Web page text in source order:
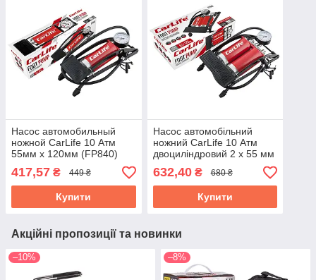
Насос автомобильный
ножной CarLife 10 Атм
55мм x 120мм (FP840)
417,57 ₴ 449 ₴
Купити
Насос автомобільний
ножний CarLife 10 Атм
двоциліндровий 2 х 55 мм
x 120 мм (FP842)
632,40₴ 680 ₴
Купити
Акційні пропозиції та новинки
–10% –8%